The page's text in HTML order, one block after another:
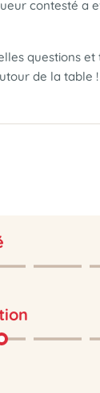
contesté a
questions
de la table !